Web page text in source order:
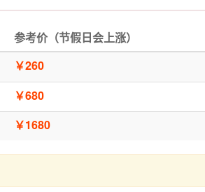
参考价（节假日会上涨）
￥260
￥680
￥1680